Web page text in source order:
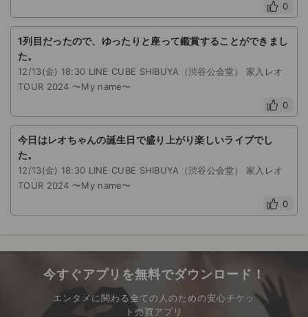
0
1列目だったので、ゆったりと座って鑑賞することができまし
た。
12/13(金) 18:30 LINE CUBE SHIBUYA（渋谷公会堂） 家入レオ
TOUR 2024 〜My name〜
0
今日はレオちゃんの誕生日で盛り上がり楽しいライブでし
た。
12/13(金) 18:30 LINE CUBE SHIBUYA（渋谷公会堂） 家入レオ
TOUR 2024 〜My name〜
0
今すぐアプリを無料でダウンロード！
エンタメに関わる全ての人のための安心チケッ
ト売買アプリ